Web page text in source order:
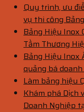
Quy trình, ưu
vụ thi công
Bảng Hiệu Inox
Tầm Thương
Bảng Hiệu Inox
quảng bá
Làm bảng hiệu
Khám phá Dịch
Doanh Nghiệp